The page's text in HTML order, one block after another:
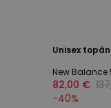
Unisex
New Balance
82,00 €
-40%